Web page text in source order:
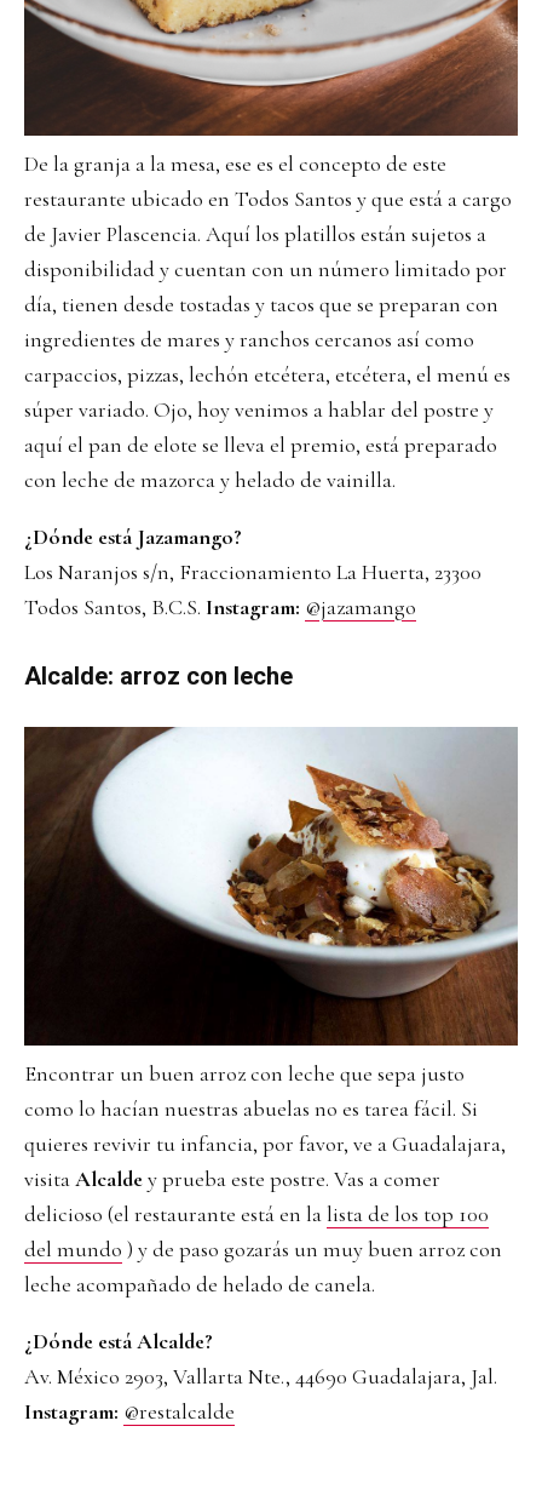
De la granja a la mesa, ese es el concepto de este
restaurante ubicado en Todos Santos y que está a cargo
de Javier Plascencia. Aquí los platillos están sujetos a
disponibilidad y cuentan con un número limitado por
día, tienen desde tostadas y tacos que se preparan con
ingredientes de mares y ranchos cercanos así como
carpaccios, pizzas, lechón etcétera, etcétera, el menú es
súper variado. Ojo, hoy venimos a hablar del postre y
aquí el pan de elote se lleva el premio, está preparado
con leche de mazorca y helado de vainilla.
¿Dónde está Jazamango?
Los Naranjos s/n, Fraccionamiento La Huerta, 23300
Todos Santos, B.C.S. Instagram: @jazamango
Alcalde: arroz con leche
Encontrar un buen arroz con leche que sepa justo
como lo hacían nuestras abuelas no es tarea fácil. Si
quieres revivir tu infancia, por favor, ve a Guadalajara,
visitaAlcaldey prueba este postre. Vas a comer
delicioso (el restaurante está en lalista de los top 100
del mundo ) y de paso gozarás un muy buen arroz con
leche acompañado de helado de canela.
¿Dónde está Alcalde?
Av. México 2903, Vallarta Nte., 44690 Guadalajara, Jal.
Instagram: @restalcalde